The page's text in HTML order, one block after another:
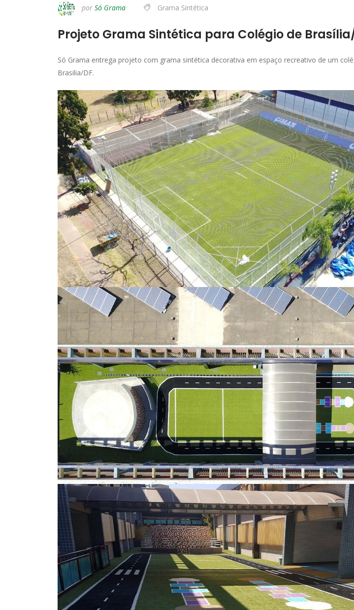
por Só Grama Grama Sintética
Projeto Grama Sintética para Colégio de
Só Grama entrega projeto com grama sintética decorativa em espaço recreativo de um
Brasilia/DF.